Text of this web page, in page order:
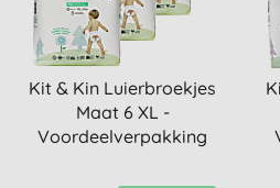
Kit & Kin Luierbroekjes
Maat 6 XL -
Voordeelverpakking